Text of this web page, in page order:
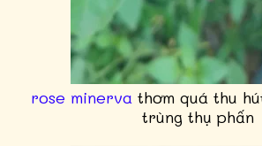
rose minervathơm quá thu
trùng thụ phấn